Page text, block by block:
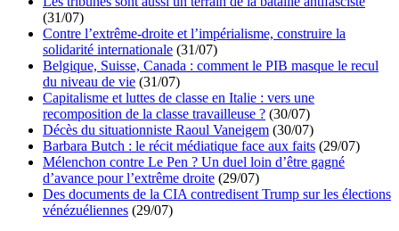
(31/07)
Contre l’extrême-droite et l’impérialisme, construire la
solidarité internationale (31/07)
Belgique, Suisse, Canada : comment le PIB masque le recul
du niveau de vie (31/07)
Capitalisme et luttes de classe en Italie : vers une
recomposition de la classe travailleuse ? (30/07)
Décès du situationniste Raoul Vaneigem (30/07)
Barbara Butch : le récit médiatique face aux faits (29/07)
Mélenchon contre Le Pen ? Un duel loin d’être gagné
d’avance pour l’extrême droite (29/07)
Des documents de la CIA contredisent Trump sur les élections
vénézuéliennes (29/07)